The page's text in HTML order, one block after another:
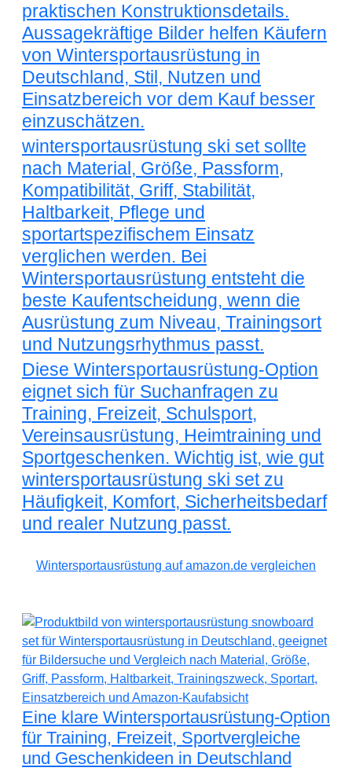
praktischen Konstruktionsdetails.
Aussagekräftige Bilder helfen Käufern
von Wintersportausrüstung in
Deutschland, Stil, Nutzen und
Einsatzbereich vor dem Kauf besser
einzuschätzen.
wintersportausrüstung ski set sollte
nach Material, Größe, Passform,
Kompatibilität, Griff, Stabilität,
Haltbarkeit, Pflege und
sportartspezifischem Einsatz
verglichen werden. Bei
Wintersportausrüstung entsteht die
beste Kaufentscheidung, wenn die
Ausrüstung zum Niveau, Trainingsort
und Nutzungsrhythmus passt.
Diese Wintersportausrüstung-Option
eignet sich für Suchanfragen zu
Training, Freizeit, Schulsport,
Vereinsausrüstung, Heimtraining und
Sportgeschenken. Wichtig ist, wie gut
wintersportausrüstung ski set zu
Häufigkeit, Komfort, Sicherheitsbedarf
und realer Nutzung passt.
Wintersportausrüstung auf amazon.de vergleichen
Eine klare Wintersportausrüstung-Option
für Training, Freizeit, Sportvergleiche
und Geschenkideen in Deutschland